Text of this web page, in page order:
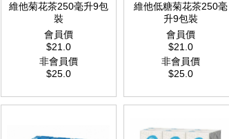
維他菊花茶250毫升9包
裝
會員價
$21.0
非會員價
$25.0
維他低糖菊花茶250毫
升9包裝
會員價
$21.0
非會員價
$25.0